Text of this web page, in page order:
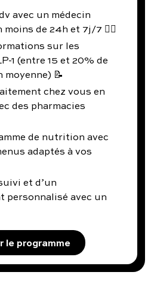
avec un médecin
de 24h et 7j/7 👨‍⚕️
sur les
1 (entre 15 et 20% de
moyenne) 📝
chez vous en
des pharmacies
de nutrition avec
adaptés à vos
et d’un
personnalisé avec un
le programme